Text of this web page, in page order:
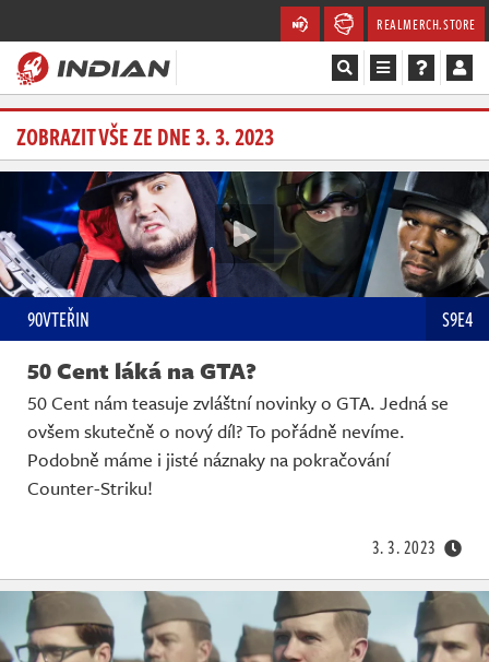
REALMERCH.STORE
Magazín
Recenze
Videa
Soutěže
Databáze
Komunita
Redakce
Živě
ZOBRAZIT VŠE ZE DNE 3. 3. 2023
90VTEŘIN S9E4
50 Cent láká na GTA?
50 Cent nám teasuje zvláštní novinky o GTA. Jedná se
ovšem skutečně o nový díl? To pořádně nevíme.
Podobně máme i jisté náznaky na pokračování
Counter-Striku!
3. 3. 2023